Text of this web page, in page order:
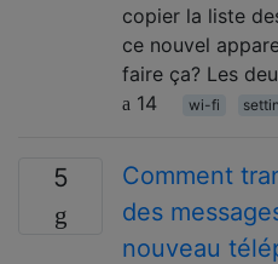
copier la liste
ce nouvel
faire ça? Les
14
wi-fi
5
Comment
des
nouveau